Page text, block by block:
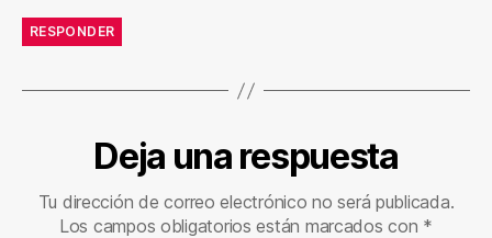
RESPONDER
Deja una respuesta
Tu dirección de correo electrónico no será publicada.
Los campos obligatorios están marcados con *